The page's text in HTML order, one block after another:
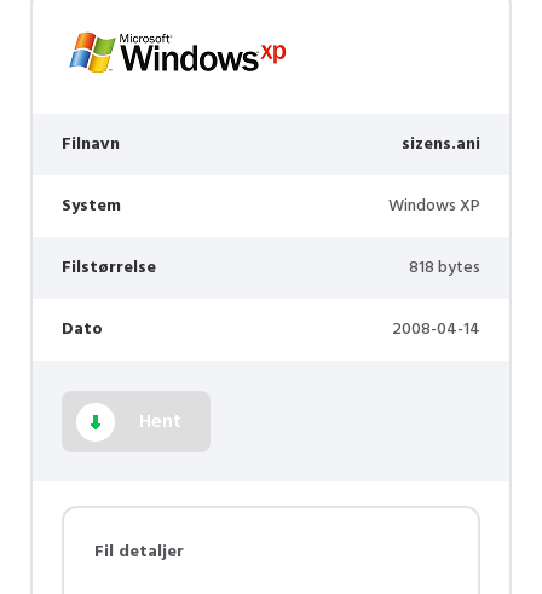
Filnavn sizens.ani
System Windows XP
Filstørrelse 818 bytes
Dato 2008-04-14
Hent
Fil detaljer